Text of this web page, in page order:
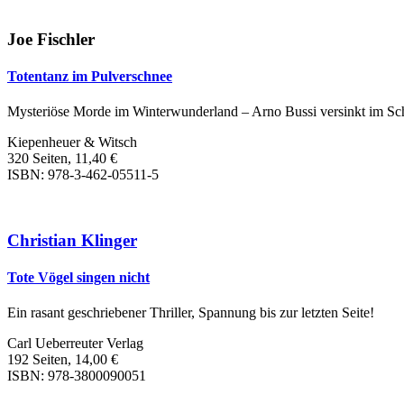
Joe Fischler
Totentanz im Pulverschnee
Mysteriöse Morde im Winterwunderland – Arno Bussi versinkt im
Kiepenheuer & Witsch
320 Seiten, 11,40 €
ISBN: 978-3-462-05511-5
Christian Klinger
Tote Vögel singen nicht
Ein rasant geschriebener Thriller, Spannung bis zur letzten Seite!
Carl Ueberreuter Verlag
192 Seiten, 14,00 €
ISBN: 978-3800090051